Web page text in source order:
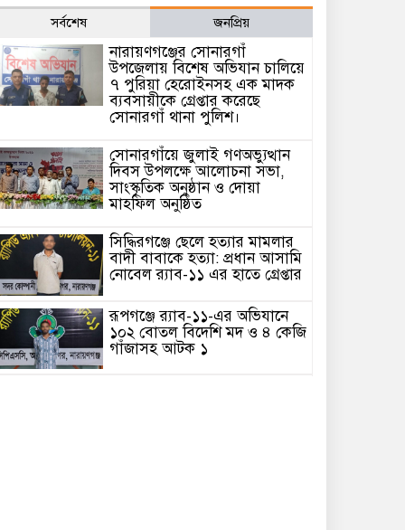
সর্বশেষ জনপ্রিয়
নারায়ণগঞ্জের সোনারগাঁ
উপজেলায় বিশেষ অভিযান চালিয়ে
৭ পুরিয়া হেরোইনসহ এক মাদক
ব্যবসায়ীকে গ্রেপ্তার করেছে
সোনারগাঁ থানা পুলিশ।
সোনারগাঁয়ে জুলাই গণঅভ্যুত্থান
দিবস উপলক্ষে আলোচনা সভা,
সাংস্কৃতিক অনুষ্ঠান ও দোয়া
মাহফিল অনুষ্ঠিত
সিদ্ধিরগঞ্জে ছেলে হত্যার মামলার
বাদী বাবাকে হত্যা: প্রধান আসামি
নোবেল র‍্যাব-১১ এর হাতে গ্রেপ্তার
রূপগঞ্জে র‍্যাব-১১-এর অভিযানে
১০২ বোতল বিদেশি মদ ও ৪ কেজি
গাঁজাসহ আটক ১